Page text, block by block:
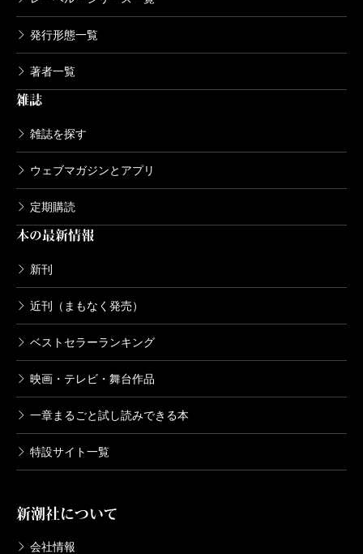
発行形態一覧
著者一覧
雑誌
雑誌を探す
ウェブマガジンとアプリ
定期購読
本の最新情報
新刊
近刊（まもなく発売）
ベストセラーランキング
映画・テレビ・舞台作品
一章まるごと試し読みできる本
特設サイト一覧
新潮社について
会社情報